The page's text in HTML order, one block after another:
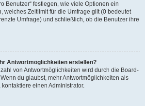
Benutzer“ festlegen, wie viele Optionen ein
welches Zeitlimit für die Umfrage gilt (0 bedeutet
Umfrage) und schließlich, ob die Benutzer ihre
Antwortmöglichkeiten erstellen?
von Antwortmöglichkeiten wird durch die Board-
du glaubst, mehr Antwortmöglichkeiten als
einen Administrator.